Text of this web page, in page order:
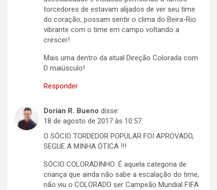
torcedores de estavam alijados de ver seu time
do coração, possam sentir o clima do Beira-Rio
vibrante com o time em campo voltando a
crescer!
Mais uma dentro da atual Direção Colorada com
D maiúsculo!
Responder
Dorian R. Bueno disse:
18 de agosto de 2017 às 10:57
O SÓCIO TORDEDOR POPULAR FOI APROVADO,
SEGUE A MINHA ÓTICA !!!
SÓCIO COLORADINHO: É aquela categoria de
criança que ainda não sabe a escalação do time,
não viu o COLORADO ser Campeão Mundial FIFA